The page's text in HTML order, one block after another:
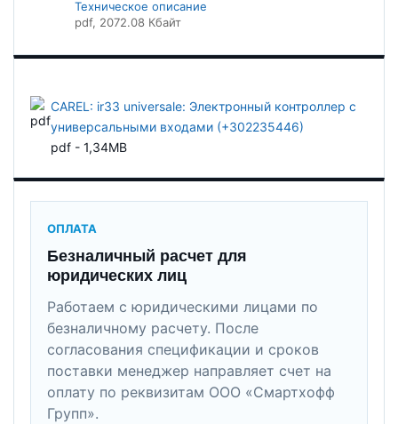
Техническое описание
pdf, 2072.08 Кбайт
CAREL: ir33 universale: Электронный контроллер с
универсальными входами (+302235446)
pdf - 1,34MB
ОПЛАТА
Безналичный расчет для
юридических лиц
Работаем с юридическими лицами по
безналичному расчету. После
согласования спецификации и сроков
поставки менеджер направляет счет на
оплату по реквизитам ООО «Смартхофф
Групп».